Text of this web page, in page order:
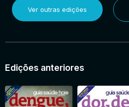
Ver outras edições
Edições anteriores